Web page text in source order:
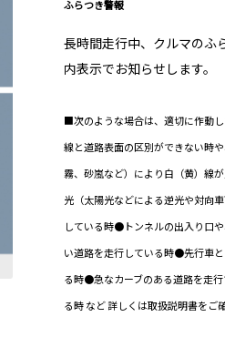
ふらつき警報
長時間走行中、クルマのふ
内表示でお知らせします。
■次のような場合は、適切に作動
線と道路表面の区別ができない時
霧、砂嵐など）により白（黄）線
光（太陽光などによる逆光や対向
している時●トンネルの出入り口
い道路を走行している時●先行車
る時●急なカーブのある道路を走
る時 など 詳しくは取扱説明書をご